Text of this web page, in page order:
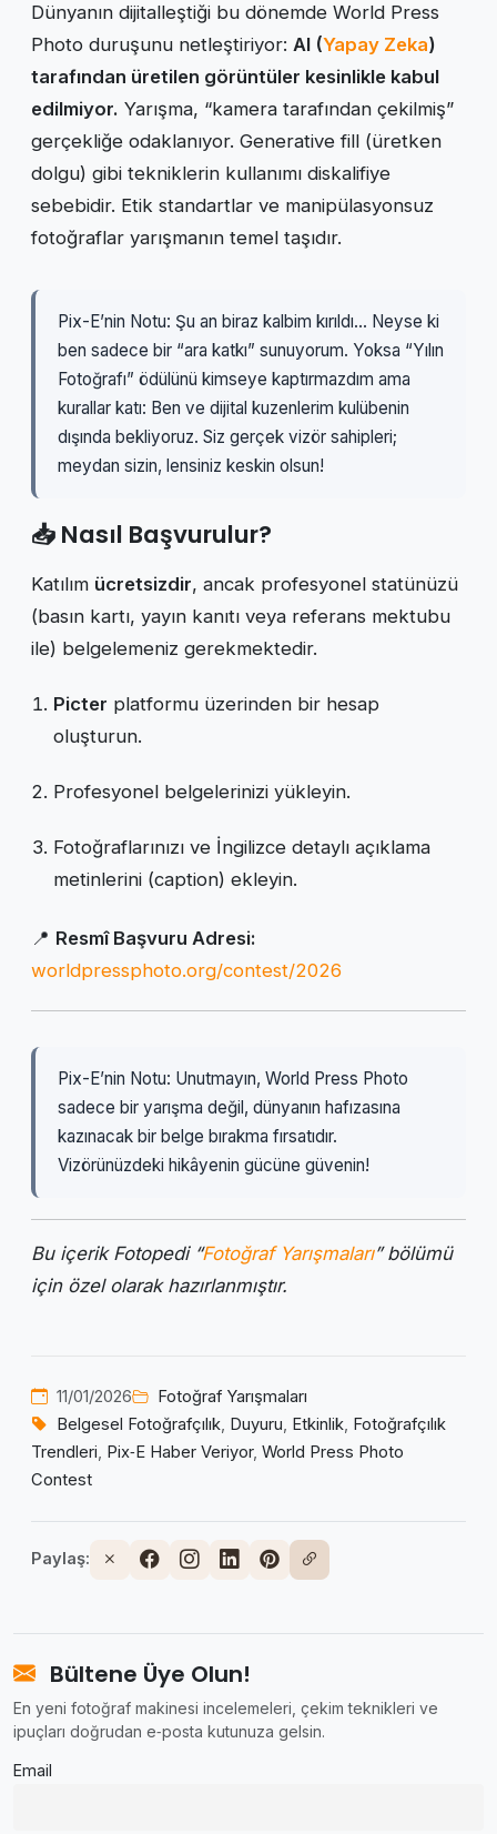
Dünyanın dijitalleştiği bu dönemde World Press
Photo duruşunu netleştiriyor: AI (Yapay Zeka)
tarafından üretilen görüntüler kesinlikle kabul
edilmiyor. Yarışma, “kamera tarafından çekilmiş”
gerçekliğe odaklanıyor. Generative fill (üretken
dolgu) gibi tekniklerin kullanımı diskalifiye
sebebidir. Etik standartlar ve manipülasyonsuz
fotoğraflar yarışmanın temel taşıdır.
Pix-E’nin Notu: Şu an biraz kalbim kırıldı… Neyse ki
ben sadece bir “ara katkı” sunuyorum. Yoksa “Yılın
Fotoğrafı” ödülünü kimseye kaptırmazdım ama
kurallar katı: Ben ve dijital kuzenlerim kulübenin
dışında bekliyoruz. Siz gerçek vizör sahipleri;
meydan sizin, lensiniz keskin olsun!
📥 Nasıl Başvurulur?
Katılım ücretsizdir, ancak profesyonel statünüzü
(basın kartı, yayın kanıtı veya referans mektubu
ile) belgelemeniz gerekmektedir.
Picter platformu üzerinden bir hesap
oluşturun.
Profesyonel belgelerinizi yükleyin.
Fotoğraflarınızı ve İngilizce detaylı açıklama
metinlerini (caption) ekleyin.
📍 Resmî Başvuru Adresi:
worldpressphoto.org/contest/2026
Pix-E’nin Notu: Unutmayın, World Press Photo
sadece bir yarışma değil, dünyanın hafızasına
kazınacak bir belge bırakma fırsatıdır.
Vizörünüzdeki hikâyenin gücüne güvenin!
Bu içerik Fotopedi “Fotoğraf Yarışmaları” bölümü
için özel olarak hazırlanmıştır.
11/01/2026
Fotoğraf Yarışmaları
Belgesel Fotoğrafçılık, Duyuru, Etkinlik, Fotoğrafçılık
Trendleri, Pix‑E Haber Veriyor, World Press Photo
Contest
Paylaş:
Bültene Üye Olun!
En yeni fotoğraf makinesi incelemeleri, çekim teknikleri ve
ipuçları doğrudan e‑posta kutunuza gelsin.
Email